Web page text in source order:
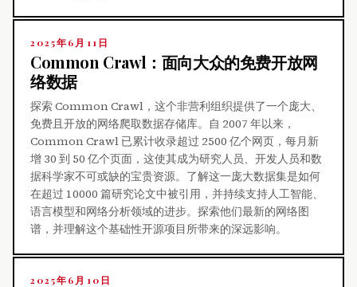
2025年6月11日
Common Crawl：面向大众的免费开放网
络数据
探索 Common Crawl，这个非营利组织提供了一个庞大、
免费且开放的网络爬取数据存储库。自 2007 年以来，
Common Crawl 已累计收录超过 2500 亿个网页，每月新
增 30 到 50 亿个页面，这使其成为研究人员、开发人员和数
据科学家不可或缺的宝贵资源。了解这一庞大数据集是如何
在超过 10000 篇研究论文中被引用，并持续支持人工智能、
语言模型和网络分析领域的进步。探索他们最新的网络图
谱，并理解这个基础性开源项目所带来的深远影响。
2025年6月10日